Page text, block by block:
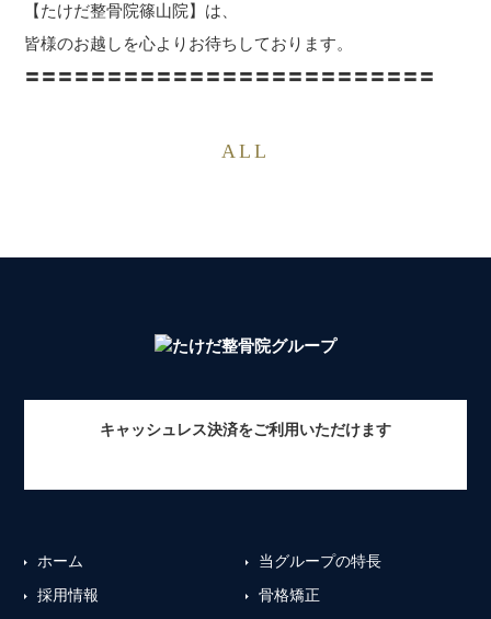
【たけだ整骨院篠山院】は、
皆様のお越しを心よりお待ちしております。
〓〓〓〓〓〓〓〓〓〓〓〓〓〓〓〓〓〓〓〓〓〓〓〓〓
ALL
キャッシュレス決済をご利用いただけます
ホーム
当グループの特長
採用情報
骨格矯正